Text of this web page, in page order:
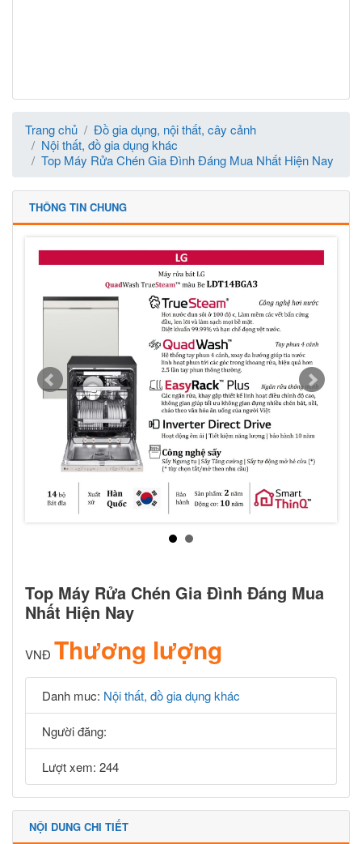
Trang chủ
Đồ gia dụng, nội thất, cây cảnh
Nội thất, đồ gia dụng khác
Top Máy Rửa Chén Gia Đình Đáng Mua Nhất Hiện Nay
THÔNG TIN CHUNG
Top Máy Rửa Chén Gia Đình Đáng Mua
Nhất Hiện Nay
VNĐ Thương lượng
Danh muc: Nội thất, đồ gia dụng khác
Người đăng:
Lượt xem: 244
NỘI DUNG CHI TIẾT